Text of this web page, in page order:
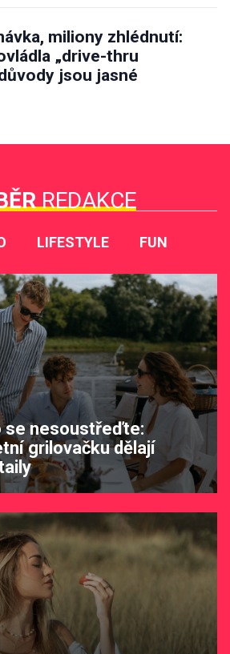
miliony zhlédnutí:
„drive-thru
jsou jasné
REDAKCE
LIFESTYLE FUN
se nesoustřeďte:
grilovačku dělají